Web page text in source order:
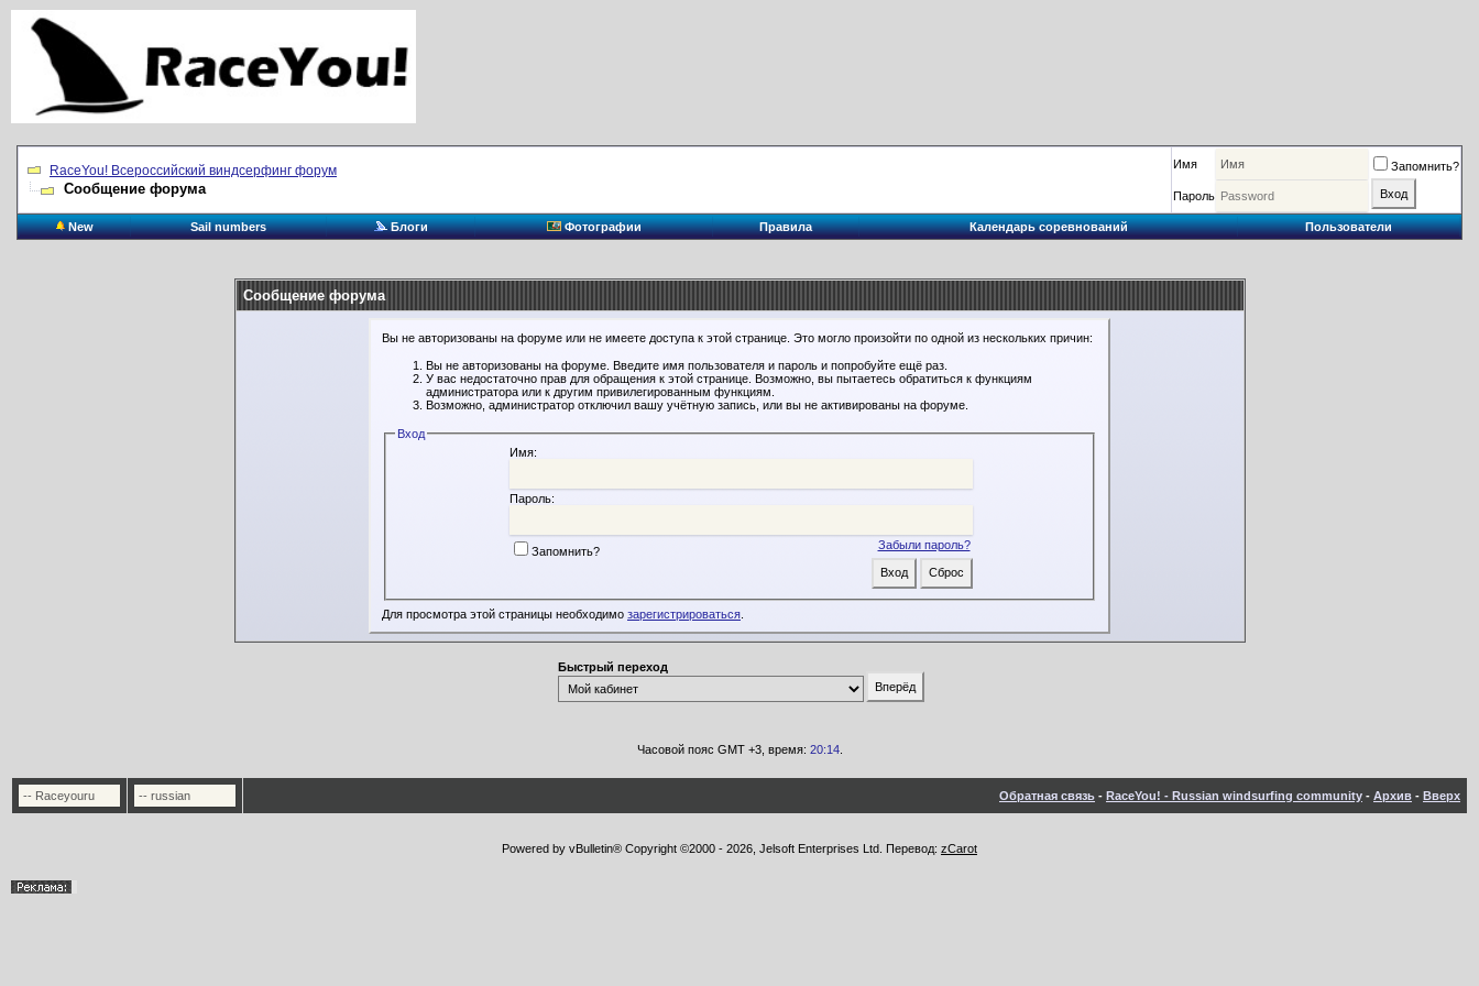
RaceYou! Всероссийский виндсерфинг форум
Сообщение форума
Имя Запомнить?
Пароль
New Sail numbers Блоги Фотографии Правила Календарь соревнований Пользователи
Сообщение форума
Вы не авторизованы на форуме или не имеете доступа к этой странице. Это могло произойти по одной из нескольких причин:
Вы не авторизованы на форуме. Введите имя пользователя и пароль и попробуйте ещё раз.
У вас недостаточно прав для обращения к этой странице. Возможно, вы пытаетесь обратиться к функциям
администратора или к другим привилегированным функциям.
Возможно, администратор отключил вашу учётную запись, или вы не активированы на форуме.
Вход
Имя:
Пароль:
Забыли пароль?
Запомнить?
Для просмотра этой страницы необходимо зарегистрироваться
Быстрый переход
Часовой пояс GMT +3, время: 20:14.
Обратная связь - RaceYou! - Russian windsurfing community - Архив - Вверх
Powered by vBulletin® Copyright ©2000 - 2026, Jelsoft Enterprises Ltd. Перевод: zCarot